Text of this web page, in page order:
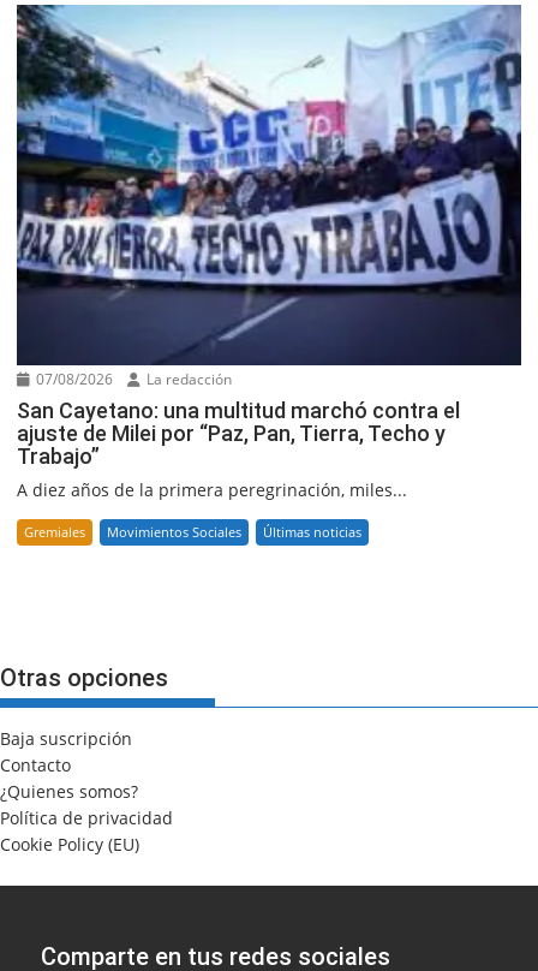
07/08/2026 La redacción
San Cayetano: una multitud marchó contra el
ajuste de Milei por “Paz, Pan, Tierra, Techo y
Trabajo”
A diez años de la primera peregrinación, miles...
Gremiales Movimientos Sociales Últimas noticias
Otras opciones
Baja suscripción
Contacto
¿Quienes somos?
Política de privacidad
Cookie Policy (EU)
Comparte en tus redes sociales